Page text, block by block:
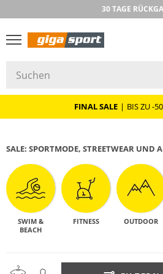
30 TAGE
FINAL SALE | BIS ZU -
SALE: SPORTMODE, STREET­WEAR UND
SWIM &
BEACH
FITNESS OUTDOOR